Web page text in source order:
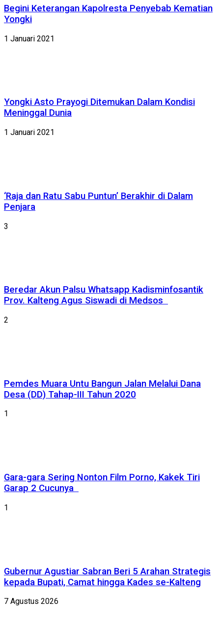
Begini Keterangan Kapolresta Penyebab Kematian
Yongki
1 Januari 2021
Yongki Asto Prayogi Ditemukan Dalam Kondisi
Meninggal Dunia
1 Januari 2021
‘Raja dan Ratu Sabu Puntun’ Berakhir di Dalam
Penjara
3
Beredar Akun Palsu Whatsapp Kadisminfosantik
Prov. Kalteng Agus Siswadi di Medsos
2
Pemdes Muara Untu Bangun Jalan Melalui Dana
Desa (DD) Tahap-III Tahun 2020
1
Gara-gara Sering Nonton Film Porno, Kakek Tiri
Garap 2 Cucunya
1
Gubernur Agustiar Sabran Beri 5 Arahan Strategis
kepada Bupati, Camat hingga Kades se-Kalteng
7 Agustus 2026